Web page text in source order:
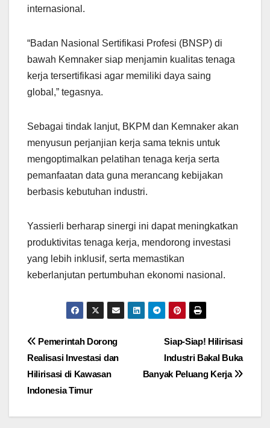
internasional.
“Badan Nasional Sertifikasi Profesi (BNSP) di
bawah Kemnaker siap menjamin kualitas tenaga
kerja tersertifikasi agar memiliki daya saing
global,” tegasnya.
Sebagai tindak lanjut, BKPM dan Kemnaker akan
menyusun perjanjian kerja sama teknis untuk
mengoptimalkan pelatihan tenaga kerja serta
pemanfaatan data guna merancang kebijakan
berbasis kebutuhan industri.
Yassierli berharap sinergi ini dapat meningkatkan
produktivitas tenaga kerja, mendorong investasi
yang lebih inklusif, serta memastikan
keberlanjutan pertumbuhan ekonomi nasional.
Post
navigation
Siap-Siap! Hilirisasi
Industri Bakal Buka
Banyak Peluang Kerja
Pemerintah Dorong
Realisasi Investasi dan
Hilirisasi di Kawasan
Indonesia Timur